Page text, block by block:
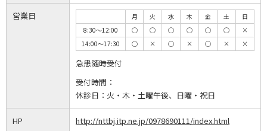
営業日 月 火 水 木 金 土
日
8:30～12:00
◯ ◯ ◯ ◯ ◯ ◯
×
14:00～17:30
◯ × ◯ × ◯ × ×
急患随時受付
受付時間：
休診日： 火・木・土曜午後、日曜・祝日
HP http://nttbj.itp.ne.jp/0978690111/index.html